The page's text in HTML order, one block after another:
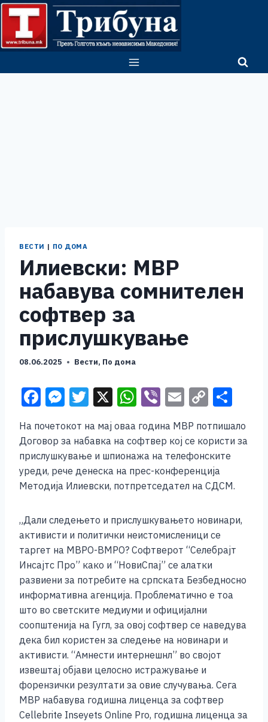
Skip
content
ВЕСТИ | ПО ДОМА
Илиевски: МВР
набавува сомнителен
софтвер за
прислушкување
08.06.2025 Вести, По дома
F
c
e
b
o
o
k
M
ss
e
n
g
er
T
tt
er
X W
at
s
A
p
p
Vi
er
E
m
ai
l
C
p
y
Li
n
k
ar
На почетокот на мај оваа година МВР потпишало
Договор за набавка на софтвер кој се користи за
прислушкување и шпионажа на телефонските
уреди, рече денеска на прес-конференција
Методија Илиевски, потпретседател на СДСМ.
„Дали следењето и прислушкувањето новинари,
активисти и политички неистомисленици се
таргет на МВРО-ВМРО? Софтверот “Селебрајт
Инсајтс Про” како и “НовиСпај” се алатки
развиени за потребите на српската Безбедносно
информативна агенција. Проблематично е тоа
што во светските медиуми и официјални
соопштенија на Гугл, за овој софтвер се наведува
дека бил користен за следење на новинари и
активисти. “Амнести интернешнл” во својот
извештај објави целосно истражување и
форензички резултати за овие случувања. Сега
МВР набавува годишна лиценца за софтвер
Cellebrite Inseyets Online Pro, годишна лиценца за